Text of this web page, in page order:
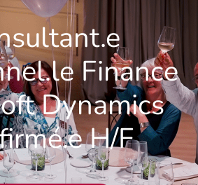
Finance
Dynamics
H/F